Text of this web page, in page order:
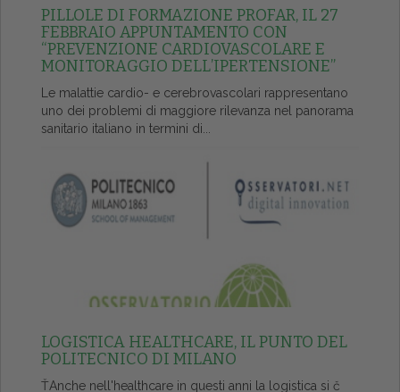
PILLOLE DI FORMAZIONE PROFAR, IL 27
FEBBRAIO APPUNTAMENTO CON
“PREVENZIONE CARDIOVASCOLARE E
MONITORAGGIO DELL’IPERTENSIONE”
Le malattie cardio- e cerebrovascolari rappresentano
uno dei problemi di maggiore rilevanza nel panorama
sanitario italiano in termini di...
LOGISTICA HEALTHCARE, IL PUNTO DEL
POLITECNICO DI MILANO
ŤAnche nell'healthcare in questi anni la logistica si č